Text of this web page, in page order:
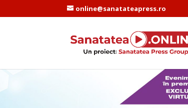
online@sanatateapress.ro